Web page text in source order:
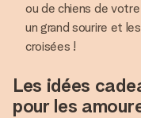
ou de chiens de
un grand sourire et
croisées !
Les idées
pour les